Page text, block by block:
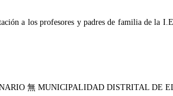
a los profesores y padres de familia de la